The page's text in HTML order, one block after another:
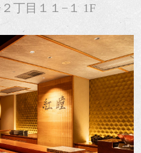
丁目１１−１ 1F